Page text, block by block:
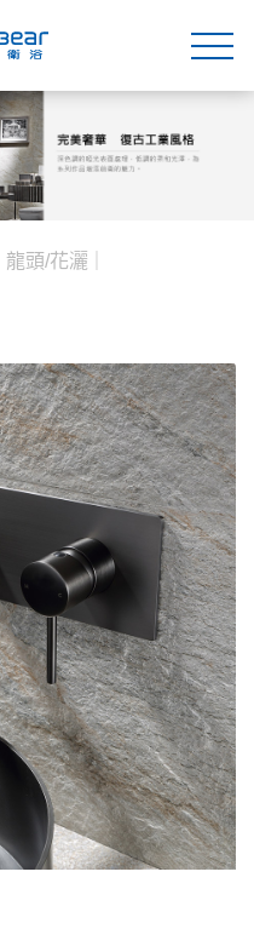
龍頭/花灑